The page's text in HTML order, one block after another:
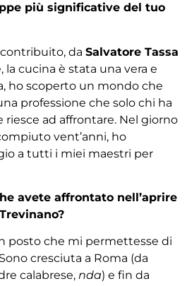
più significative del tuo
da Salvatore Tassa
la cucina è stata una vera e
ho scoperto un mondo che
professione che solo chi ha
ad affrontare. Nel giorno
vent’anni, ho
a tutti i miei maestri per
avete affrontato nell’aprire
posto che mi permettesse di
cresciuta a Roma (da
calabrese, nda) e fin da